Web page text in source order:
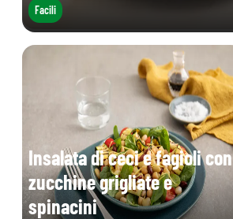
Facili
Insalata di ceci e fagioli con
zucchine grigliate e
spinacini